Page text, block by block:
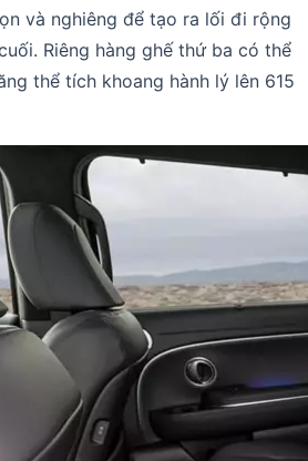
và nghiêng để tạo ra lối đi rộng
Riêng hàng ghế thứ ba có thể
thể tích khoang hành lý lên 615